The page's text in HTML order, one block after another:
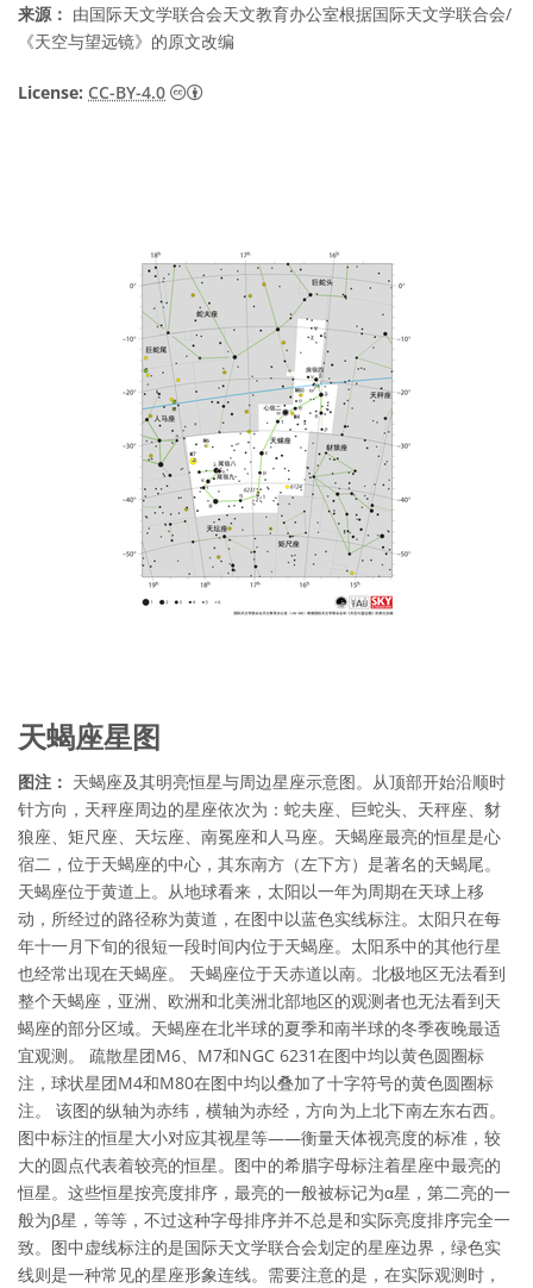
来源： 由国际天文学联合会天文教育办公室根据国际天文学联合会/
《天空与望远镜》的原文改编
License: CC-BY-4.0 知识共享许可协议 署名 4.0 国际 (CC BY
天蝎座星图
图注： 天蝎座及其明亮恒星与周边星座示意图。从顶部开始沿顺时
针方向，天秤座周边的星座依次为：蛇夫座、巨蛇头、天秤座、豺
狼座、矩尺座、天坛座、南冕座和人马座。天蝎座最亮的恒星是心
宿二，位于天蝎座的中心，其东南方（左下方）是著名的天蝎尾。
天蝎座位于黄道上。从地球看来，太阳以一年为周期在天球上移
动，所经过的路径称为黄道，在图中以蓝色实线标注。太阳只在每
年十一月下旬的很短一段时间内位于天蝎座。太阳系中的其他行星
也经常出现在天蝎座。 天蝎座位于天赤道以南。北极地区无法看到
整个天蝎座，亚洲、欧洲和北美洲北部地区的观测者也无法看到天
蝎座的部分区域。天蝎座在北半球的夏季和南半球的冬季夜晚最适
宜观测。 疏散星团M6、M7和NGC 6231在图中均以黄色圆圈标
注，球状星团M4和M80在图中均以叠加了十字符号的黄色圆圈标
注。 该图的纵轴为赤纬，横轴为赤经，方向为上北下南左东右西。
图中标注的恒星大小对应其视星等——衡量天体视亮度的标准，较
大的圆点代表着较亮的恒星。图中的希腊字母标注着星座中最亮的
恒星。这些恒星按亮度排序，最亮的一般被标记为α星，第二亮的一
般为β星，等等，不过这种字母排序并不总是和实际亮度排序完全一
致。图中虚线标注的是国际天文学联合会划定的星座边界，绿色实
线则是一种常见的星座形象连线。需要注意的是，在实际观测时，